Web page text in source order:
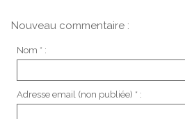
Nouveau commentaire :
Nom * :
Adresse email (non publiée) * :